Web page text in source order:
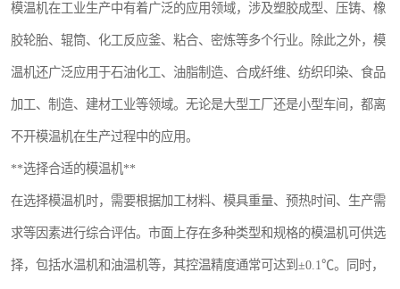
模温机在工业生产中有着广泛的应用领域，涉及塑胶成型、压铸、橡
胶轮胎、辊筒、化工反应釜、粘合、密炼等多个行业。除此之外，模
温机还广泛应用于石油化工、油脂制造、合成纤维、纺织印染、食品
加工、制造、建材工业等领域。无论是大型工厂还是小型车间，都离
不开模温机在生产过程中的应用。
**选择合适的模温机**
在选择模温机时，需要根据加工材料、模具重量、预热时间、生产需
求等因素进行综合评估。市面上存在多种类型和规格的模温机可供选
择，包括水温机和油温机等，其控温精度通常可达到±0.1℃。同时，